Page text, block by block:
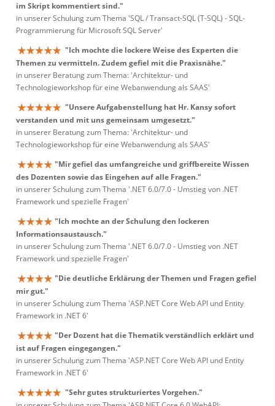
im Skript kommentiert sind."
in unserer Schulung zum Thema 'SQL / Transact-SQL (T-SQL) - SQL-
Programmierung für Microsoft SQL Server'
"Ich mochte die lockere Weise des Experten die
Themen zu vermitteln. Zudem gefiel mit die Praxisnähe."
in unserer Beratung zum Thema: 'Architektur- und
Technologieworkshop für eine Webanwendung als SAAS'
"Unsere Aufgabenstellung hat Hr. Kansy sofort
verstanden und mit uns gemeinsam umgesetzt."
in unserer Beratung zum Thema: 'Architektur- und
Technologieworkshop für eine Webanwendung als SAAS'
"Mir gefiel das umfangreiche und griffbereite Wissen
des Dozenten sowie das Eingehen auf alle Fragen."
in unserer Schulung zum Thema '.NET 6.0/7.0 - Umstieg von .NET
Framework und spezielle Fragen'
"Ich mochte an der Schulung den lockeren
Informationsaustausch."
in unserer Schulung zum Thema '.NET 6.0/7.0 - Umstieg von .NET
Framework und spezielle Fragen'
"Die deutliche Erklärung der Themen und Fragen gefiel
mir gut."
in unserer Schulung zum Thema 'ASP.NET Core Web API und Entity
Framework in .NET 6'
"Der Dozent hat die Thematik verständlich erklärt und
ist auf Fragen eingegangen."
in unserer Schulung zum Thema 'ASP.NET Core Web API und Entity
Framework in .NET 6'
"Sehr gutes strukturiertes Vorgehen."